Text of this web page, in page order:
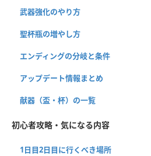
武器強化のやり方
聖杯瓶の増やし方
エンディングの分岐と条件
アップデート情報まとめ
献器（盃・杯）の一覧
初心者攻略・気になる内容
1日目2日目に行くべき場所